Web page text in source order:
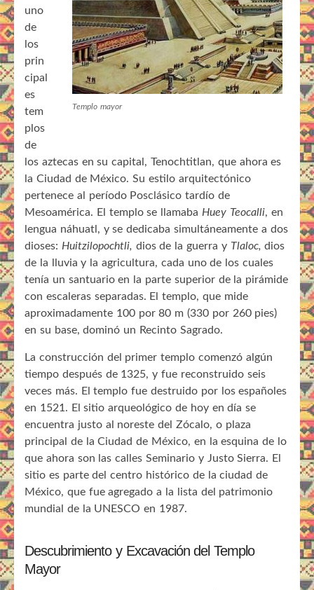
Templo mayor
uno
de
los
prin
cipal
es
tem
plos
de
los aztecas en su capital, Tenochtitlan, que ahora es
la Ciudad de México. Su estilo arquitectónico
pertenece al período Posclásico tardío de
Mesoamérica. El templo se llamaba Huey Teocalli, en
lengua náhuatl, y se dedicaba simultáneamente a dos
dioses: Huitzilopochtli, dios de la guerra y Tlaloc, dios
de la lluvia y la agricultura, cada uno de los cuales
tenía un santuario en la parte superior de la pirámide
con escaleras separadas. El templo, que mide
aproximadamente 100 por 80 m (330 por 260 pies)
en su base, dominó un Recinto Sagrado.
La construcción del primer templo comenzó algún
tiempo después de 1325, y fue reconstruido seis
veces más. El templo fue destruido por los españoles
en 1521. El sitio arqueológico de hoy en día se
encuentra justo al noreste del Zócalo, o plaza
principal de la Ciudad de México, en la esquina de lo
que ahora son las calles Seminario y Justo Sierra. El
sitio es parte del centro histórico de la ciudad de
México, que fue agregado a la lista del patrimonio
mundial de la UNESCO en 1987.
Descubrimiento y Excavación del Templo
Mayor